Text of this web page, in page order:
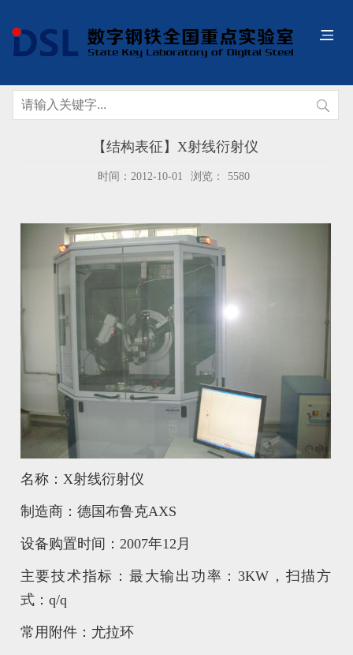
【结构表征】X射线衍射仪
时间：2012-10-01 浏览： 5580
名称：X射线衍射仪
制造商：德国布鲁克AXS
设备购置时间：2007年12月
主要技术指标：最大输出功率：3KW，扫描方
式：q/q
常用附件：尤拉环